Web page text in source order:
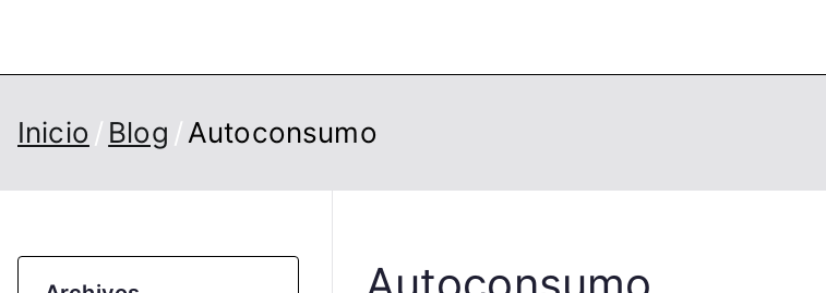
contenido
ESIDIN Business & Engineering School
Inicio Blog Autoconsumo